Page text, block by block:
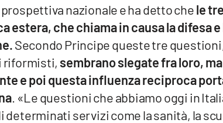
nazionale e ha detto chele
estera, che chiama in causa la difesa e
Secondo Principe queste tre
riformisti, sembrano slegate fra loro,
e poi questa influenza reciproca
. «Le questioni che abbiamo oggi in
determinati servizi come la sanità, la